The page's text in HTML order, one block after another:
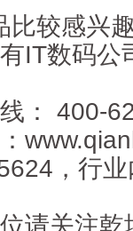
较感兴趣
IT数码公
： 400-
，行
请关注乾